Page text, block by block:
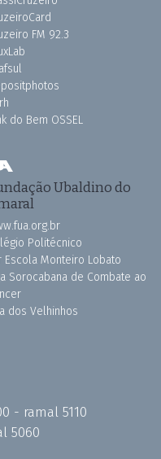
FM 92.3
do Bem OSSEL
Ubaldino do
Politécnico
Escola Monteiro Lobato
Sorocabana de Combate ao
dos Velhinhos
- ramal 5110
5060